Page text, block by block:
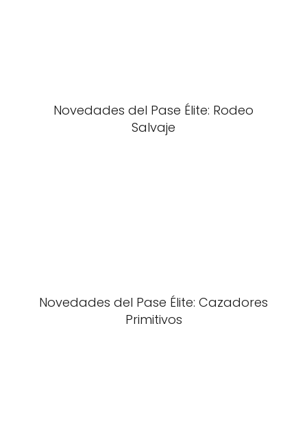
Novedades del Pase Élite: Rodeo
Salvaje
Novedades del Pase Élite: Cazadores
Primitivos